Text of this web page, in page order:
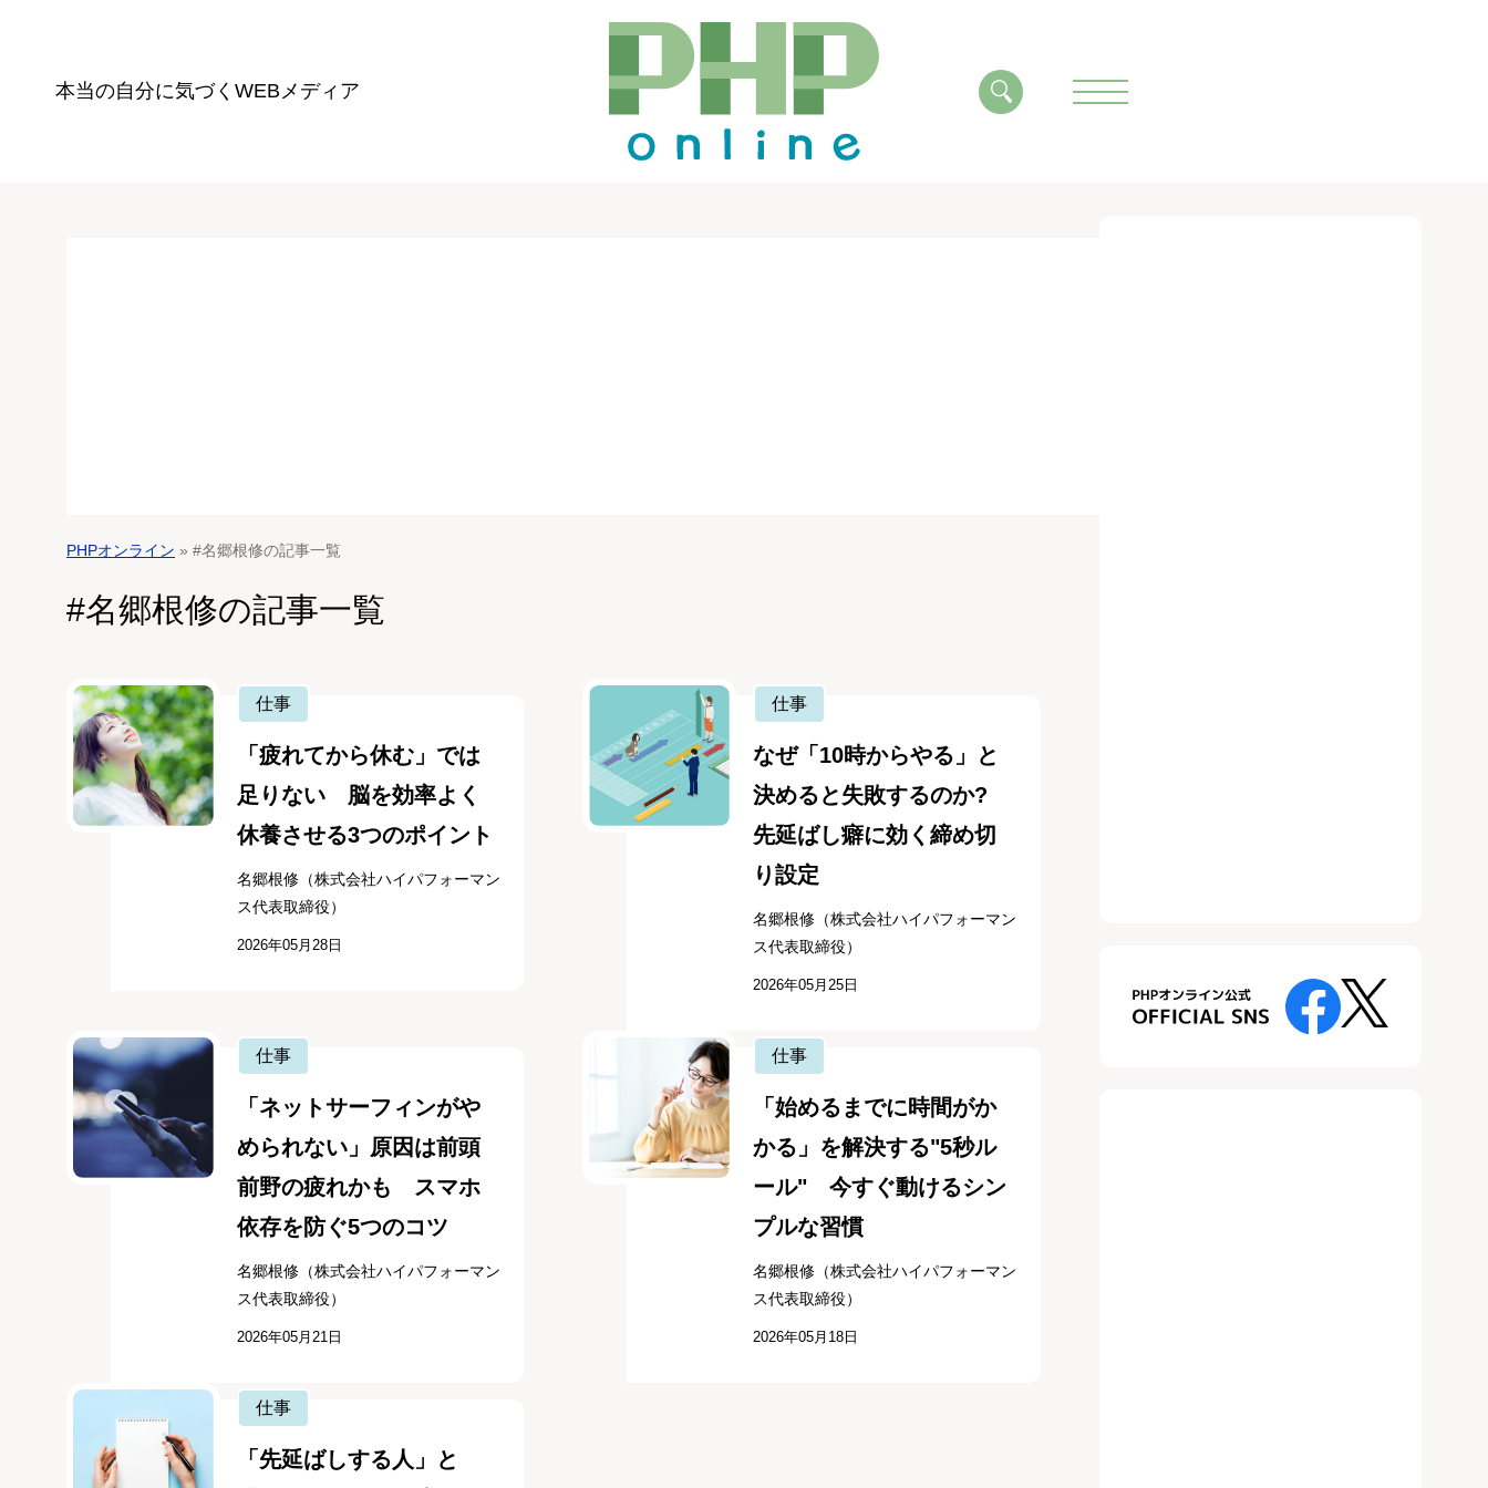
本当の自分に気づく WEBメディア
PHPオンライン » #名郷根修の記事一覧
#名郷根修の記事一覧
仕事
「疲れてから休む」では
足りない 脳を効率よく
休養させる3つのポイント
名郷根修（株式会社ハイパフォーマン
ス代表取締役）
2026年05月28日
仕事
なぜ「10時からやる」と
決めると失敗するのか?
先延ばし癖に効く締め切
り設定
名郷根修（株式会社ハイパフォーマン
ス代表取締役）
2026年05月25日
仕事
「ネットサーフィンがや
められない」原因は前頭
前野の疲れかも スマホ
依存を防ぐ5つのコツ
名郷根修（株式会社ハイパフォーマン
ス代表取締役）
2026年05月21日
仕事
「始めるまでに時間がか
かる」を解決する"5秒ル
ール" 今すぐ動けるシン
プルな習慣
名郷根修（株式会社ハイパフォーマン
ス代表取締役）
2026年05月18日
仕事
「先延ばしする人」と